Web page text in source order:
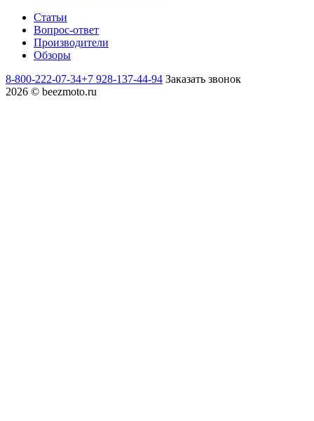
Статьи
Вопрос-ответ
Производители
Обзоры
8-800-222-07-34+7 928-137-44-94 Заказать звонок
2026 © beezmoto.ru